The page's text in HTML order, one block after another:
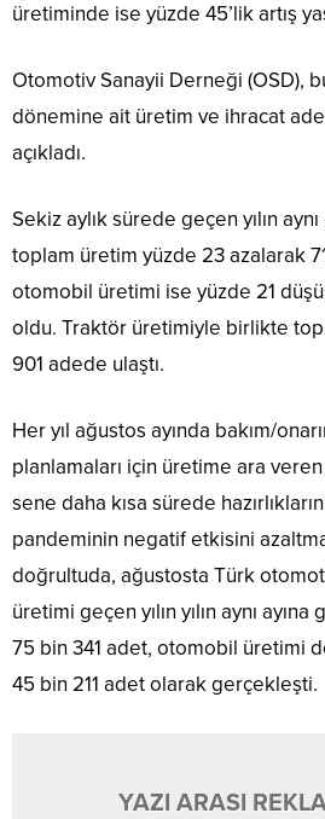
üretiminde ise yüzde 45’lik artış
Otomotiv Sanayii Derneği (OSD),
dönemine ait üretim ve ihracat
açıkladı.
Sekiz aylık sürede geçen yılın
toplam üretim yüzde 23 azalarak
otomobil üretimi ise yüzde 21
oldu. Traktör üretimiyle birlikte
901 adede ulaştı.
Her yıl ağustos ayında bakım/
planlamaları için üretime ara
sene daha kısa sürede
pandeminin negatif etkisini
doğrultuda, ağustosta Türk
üretimi geçen yılın yılın aynı
75 bin 341 adet, otomobil üretimi
45 bin 211 adet olarak gerçekleşti.
YAZI ARASI